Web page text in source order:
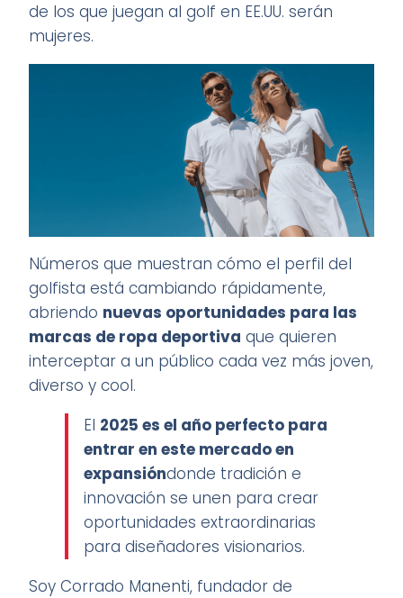
de los que juegan al golf en EE.UU. serán
mujeres.
Números que muestran cómo el perfil del
golfista está cambiando rápidamente,
abriendo nuevas oportunidades para las
marcas de ropa deportiva que quieren
interceptar a un público cada vez más joven,
diverso y cool.
El 2025 es el año perfecto para
entrar en este mercado en
expansióndonde tradición e
innovación se unen para crear
oportunidades extraordinarias
para diseñadores visionarios.
Soy Corrado Manenti, fundador de